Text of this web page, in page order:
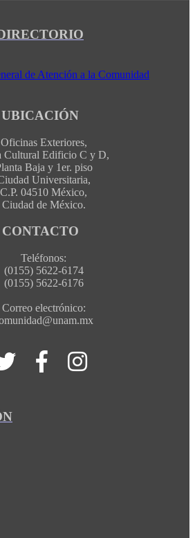
UBICACIÓN
Oficinas Exteriores,
Cultural Edificio C y D,
Baja y 1er. piso
Universitaria,
C.P. 04510 México,
Ciudad de México.
CONTACTO
Teléfonos:
(0155) 5622-6174
(0155) 5622-6176
Correo electrónico: